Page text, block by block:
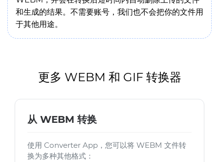
和生成的结果。不需要账号，我们也不会把你的文件用
于其他用途。
更多 WEBM 和 GIF 转换器
从 WEBM 转换
使用 Converter App，您可以将 WEBM 文件转
换为多种其他格式：